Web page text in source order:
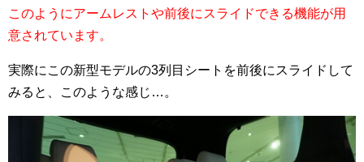
このようにアームレストや前後にスライドできる機能が用
意されています。
実際にこの新型モデルの3列目シートを前後にスライドして
みると、このような感じ…。